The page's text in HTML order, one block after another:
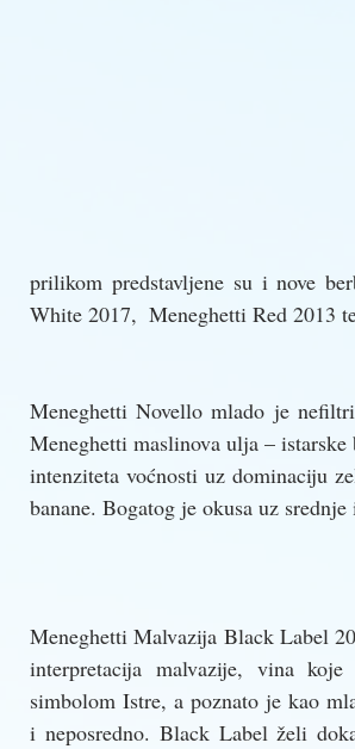
prilikom predstavljene su i nove
White 2017,  Meneghetti Red 2013
Meneghetti Novello mlado je
Meneghetti maslinova ulja –
intenziteta voćnosti uz dominaciju
banane. Bogatog je okusa uz
Meneghetti Malvazija Black Label
interpretacija malvazije, vina koje
simbolom Istre, a poznato je kao
i neposredno. Black Label želi